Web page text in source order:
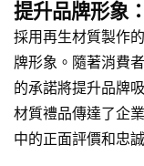
提升品牌形象
採用再生材質製作
牌形象。隨著消費
的承諾將提升品牌
材質禮品傳達了企
中的正面評價和忠